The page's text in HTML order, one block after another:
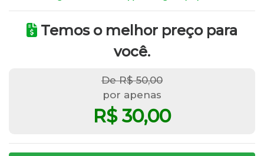
Temos o melhor preço para
você.
De R$ 50,00
por apenas
R$ 30,00